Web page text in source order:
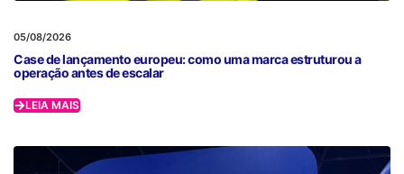
05/08/2026
Case de lançamento europeu: como uma marca estruturou a
operação antes de escalar
LEIA MAIS